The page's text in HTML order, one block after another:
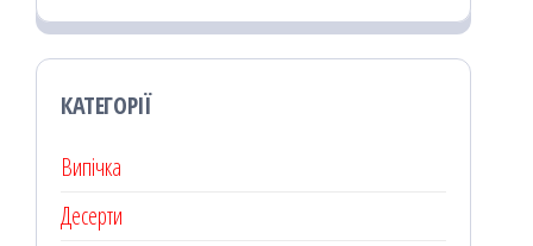
КАТЕГОРІЇ
Випічка
Десерти